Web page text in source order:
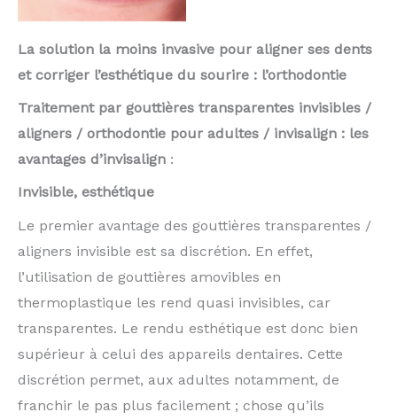
La solution la moins invasive pour aligner ses dents
et corriger l’esthétique du sourire : l’orthodontie
Traitement par gouttières transparentes invisibles /
aligners / orthodontie pour adultes / invisalign : les
avantages d’invisalign :
Invisible, esthétique
Le premier avantage des gouttières transparentes /
aligners invisible est sa discrétion. En effet,
l’utilisation de gouttières amovibles en
thermoplastique les rend quasi invisibles, car
transparentes. Le rendu esthétique est donc bien
supérieur à celui des appareils dentaires. Cette
discrétion permet, aux adultes notamment, de
franchir le pas plus facilement ; chose qu’ils